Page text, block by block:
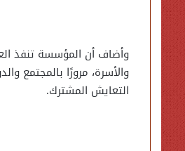
وأضاف أن المؤسسة تنفذ
والأسرة، مرورًا بالمجتمع
التعايش المشترك.